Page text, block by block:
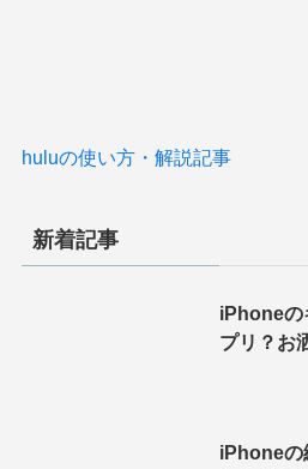
huluの使い方・解説記事
新着記事
iPhoneの
プリ？お
iPhoneの